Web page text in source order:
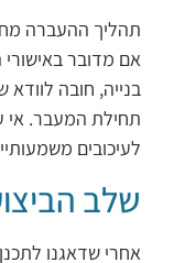
תהליך ההעברה
אם מדובר
בנייה, חובה
תחילת המעבר. אי
לעיכובים
שלב
אחרי שדאגנו